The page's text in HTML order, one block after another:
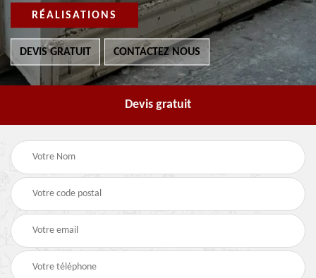
RÉALISATIONS
DEVIS GRATUIT CONTACTEZ NOUS
Devis gratuit